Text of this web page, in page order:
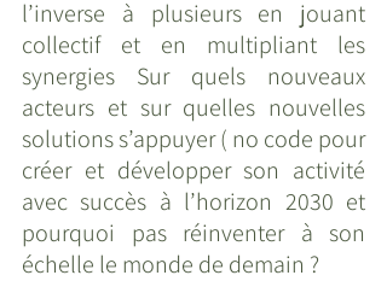
l’inverse à plusieurs en jouant
collectif et en multipliant les
synergies Sur quels nouveaux
acteurs et sur quelles nouvelles
solutions s’appuyer ( no code pour
créer et développer son activité
avec succès à l’horizon 2030 et
pourquoi pas réinventer à son
échelle le monde de demain ?